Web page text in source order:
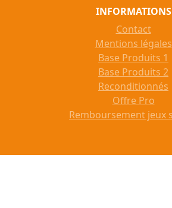
INFORMATIONS
Contact
Mentions légales
Base Produits 1
Base Produits 2
Reconditionnés
Offre Pro
Remboursement jeux